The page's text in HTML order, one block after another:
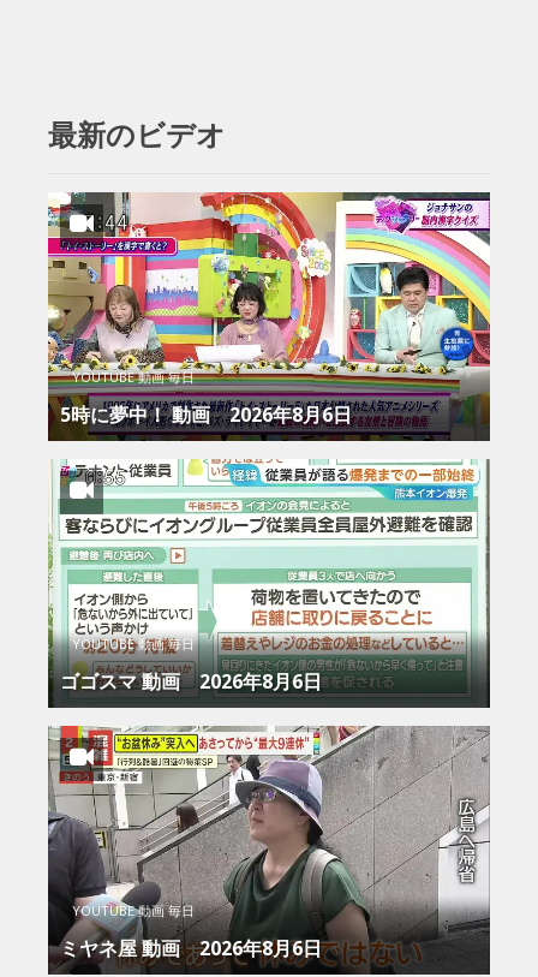
最新のビデオ
YOUTUBE 動画 毎日
5時に夢中！ 動画 2026年8月6日
YOUTUBE 動画 毎日
ゴゴスマ 動画 2026年8月6日
YOUTUBE 動画 毎日
ミヤネ屋 動画 2026年8月6日